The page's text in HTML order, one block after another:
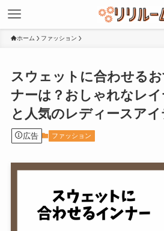
ホーム ファッション
スウェットに合わせる
ナーは？おしゃれなレ
と人気のレディースア
広告 ファッション